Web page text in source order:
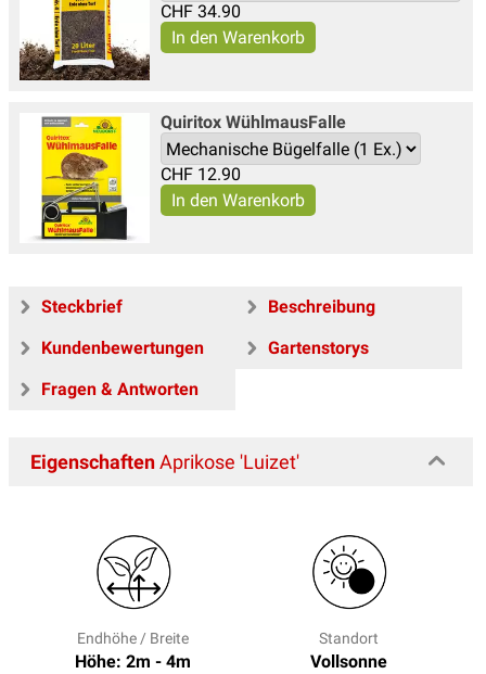
CHF 34.90
Quiritox WühlmausFalle
CHF 12.90
Steckbrief
Beschreibung
Kundenbewertungen
Gartenstorys
Fragen & Antworten
EigenschaftenAprikose 'Luizet'
Endhöhe / Breite
Höhe: 2m - 4m
Standort
Vollsonne